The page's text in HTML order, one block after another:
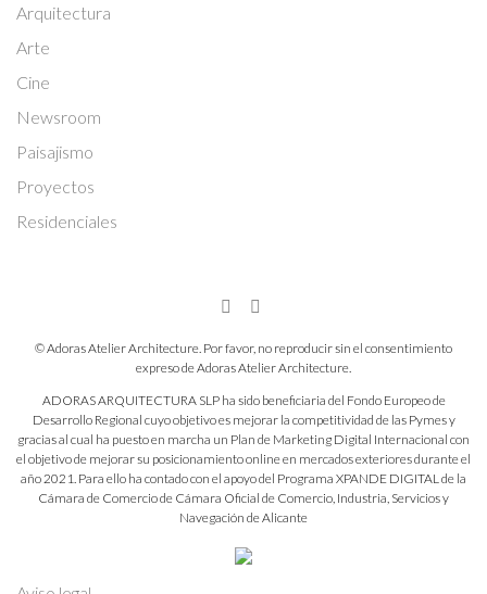
Arquitectura
Arte
Cine
Newsroom
Paisajismo
Proyectos
Residenciales
© Adoras Atelier Architecture. Por favor, no reproducir sin el consentimiento
expreso de Adoras Atelier Architecture.
ADORAS ARQUITECTURA SLP ha sido beneficiaria del Fondo Europeo de
Desarrollo Regional cuyo objetivo es mejorar la competitividad de las Pymes y
gracias al cual ha puesto en marcha un Plan de Marketing Digital Internacional con
el objetivo de mejorar su posicionamiento online en mercados exteriores durante el
año 2021. Para ello ha contado con el apoyo del Programa XPANDE DIGITAL de la
Cámara de Comercio de Cámara Oficial de Comercio, Industria, Servicios y
Navegación de Alicante